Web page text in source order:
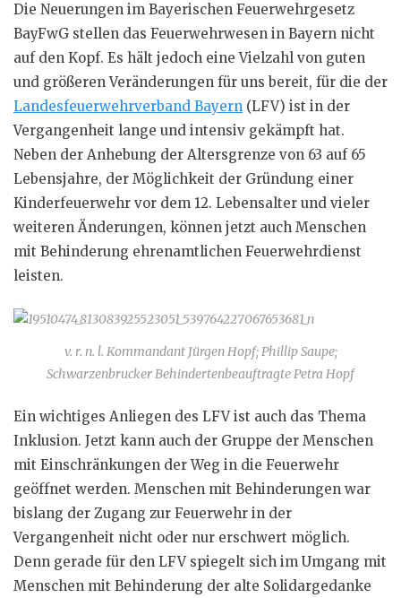
Die Neuerungen im Bayerischen Feuerwehrgesetz
BayFwG stellen das Feuerwehrwesen in Bayern nicht
auf den Kopf. Es hält jedoch eine Vielzahl von guten
und größeren Veränderungen für uns bereit, für die der
Landesfeuerwehrverband Bayern (LFV) ist in der
Vergangenheit lange und intensiv gekämpft hat.
Neben der Anhebung der Altersgrenze von 63 auf 65
Lebensjahre, der Möglichkeit der Gründung einer
Kinderfeuerwehr vor dem 12. Lebensalter und vieler
weiteren Änderungen, können jetzt auch Menschen
mit Behinderung ehrenamtlichen Feuerwehrdienst
leisten.
v. r. n. l. Kommandant Jürgen Hopf; Phillip Saupe;
Schwarzenbrucker Behindertenbeauftragte Petra Hopf
Ein wichtiges Anliegen des LFV ist auch das Thema
Inklusion. Jetzt kann auch der Gruppe der Menschen
mit Einschränkungen der Weg in die Feuerwehr
geöffnet werden. Menschen mit Behinderungen war
bislang der Zugang zur Feuerwehr in der
Vergangenheit nicht oder nur erschwert möglich.
Denn gerade für den LFV spiegelt sich im Umgang mit
Menschen mit Behinderung der alte Solidargedanke